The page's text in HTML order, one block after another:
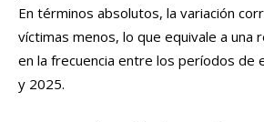
En términos absolutos, la variación
víctimas menos, lo que equivale a una
en la frecuencia entre los períodos de
y 2025.